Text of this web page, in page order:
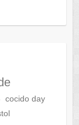
cocido day